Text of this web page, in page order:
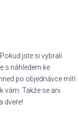
jste si vybrali
s náhledem ke
po objednávce míří
vám. Takže se ani
dveře!